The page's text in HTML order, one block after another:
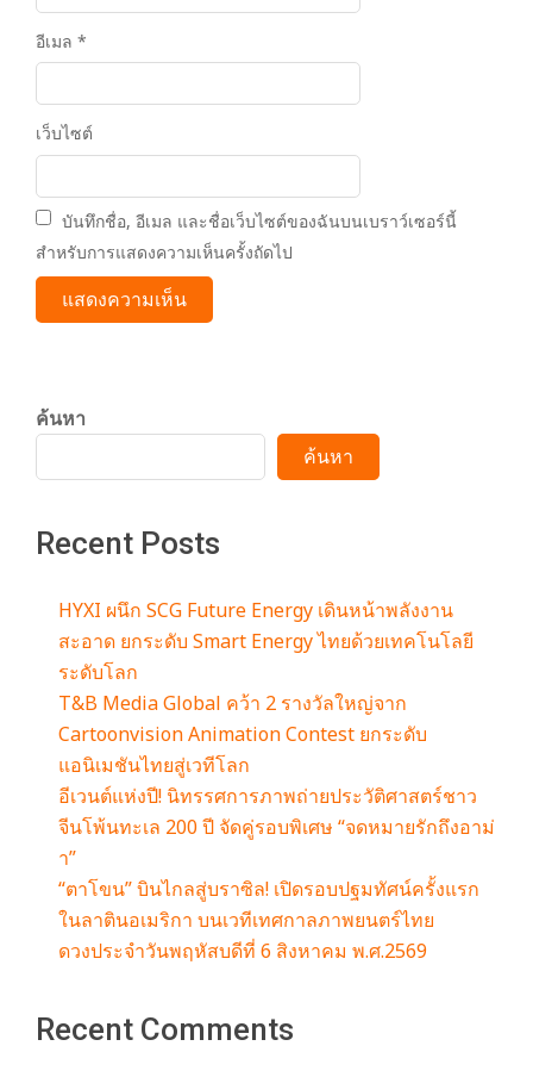
อีเมล *
เว็บไซต์
บันทึกชื่อ, อีเมล และชื่อเว็บไซต์ของฉันบนเบราว์เซอร์นี้
สำหรับการแสดงความเห็นครั้งถัดไป
ค้นหา
ค้นหา
Recent Posts
HYXI ผนึก SCG Future Energy เดินหน้าพลังงาน
สะอาด ยกระดับ Smart Energy ไทยด้วยเทคโนโลยี
ระดับโลก
T&B Media Global คว้า 2 รางวัลใหญ่จาก
Cartoonvision Animation Contest ยกระดับ
แอนิเมชันไทยสู่เวทีโลก
อีเวนต์แห่งปี! นิทรรศการภาพถ่ายประวัติศาสตร์ชาว
จีนโพ้นทะเล 200 ปี จัดคู่รอบพิเศษ “จดหมายรักถึงอาม่
า”
“ตาโขน” บินไกลสู่บราซิล! เปิดรอบปฐมทัศน์ครั้งแรก
ในลาตินอเมริกา บนเวทีเทศกาลภาพยนตร์ไทย
ดวงประจำวันพฤหัสบดีที่ 6 สิงหาคม พ.ศ.2569
Recent Comments